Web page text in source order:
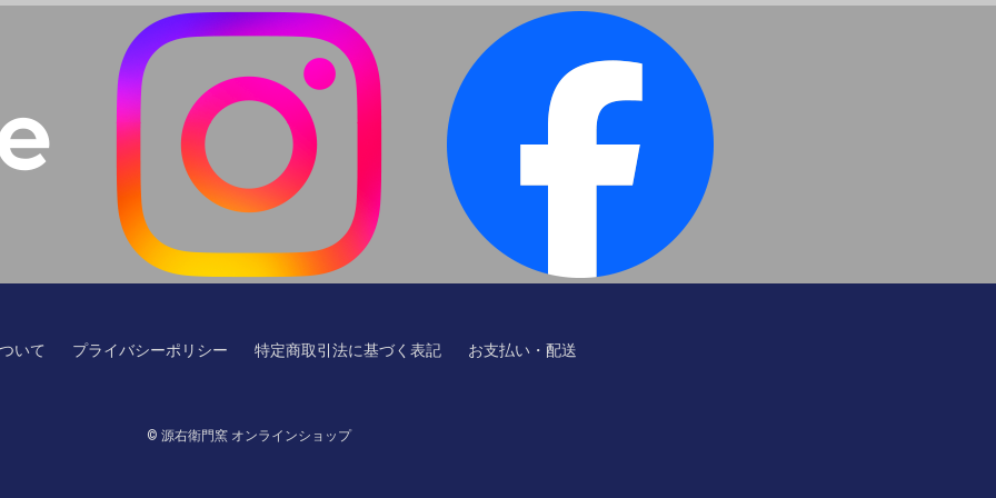
いて プライバシーポリシー 特定商取引法に基づく表記 お支払い・配送
© 源右衛門窯 オンラインショップ